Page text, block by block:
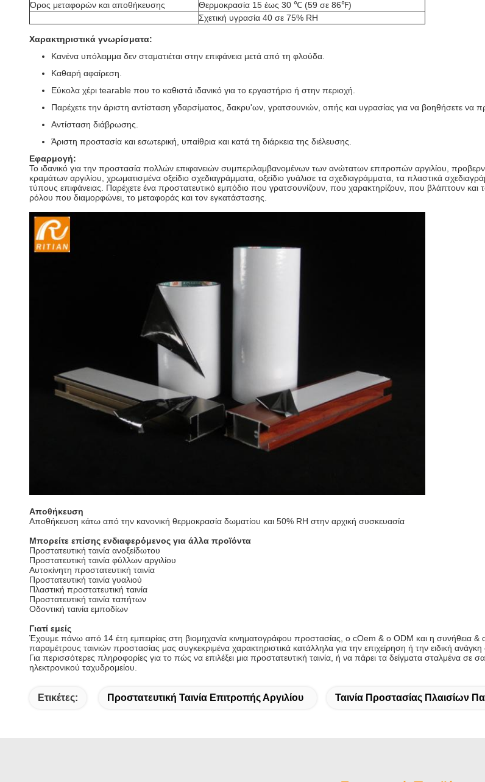
Όρος μεταφορών και αποθήκευσης
Θερμοκρασία 15 έως 30 ℃ (59 σε 86℉)
Σχετική υγρασία 40 σε 75% RH
Χαρακτηριστικά γνωρίσματα:
Κανένα υπόλειμμα δεν σταματιέται στην επιφάνεια μετά από τη φλούδα.
Καθαρή αφαίρεση.
Εύκολα χέρι tearable που το καθιστά ιδανικό για το εργαστήριο ή στην περιοχή.
Παρέχετε την άριστη αντίσταση γδαρσίματος, δακρυ'ων, γρατσουνιών, οπής και υγρασίας για να βοηθήσετε να
Αντίσταση διάβρωσης.
Άριστη προστασία και εσωτερική, υπαίθρια και κατά τη διάρκεια της διέλευσης.
Εφαρμογή:
Το ιδανικό για την προστασία πολλών επιφανειών συμπεριλαμβανομένων των ανώτατων επιτροπών αργιλίου,
κραμάτων αργιλίου, χρωματισμένα οξείδιο σχεδιαγράμματα, οξείδιο γυάλισε τα σχεδιαγράμματα, τα πλαστικά
τύπους επιφάνειας. Παρέχετε ένα προστατευτικό εμπόδιο που γρατσουνίζουν, που χαρακτηρίζουν, που βλάπτουν
ρόλου που διαμορφώνει, το μεταφοράς και τον εγκατάστασης.
Αποθήκευση
Αποθήκευση κάτω από την κανονική θερμοκρασία δωματίου και 50% RH στην αρχική συσκευασία
Μπορείτε επίσης ενδιαφερόμενος για άλλα προϊόντα
Προστατευτική ταινία ανοξείδωτου
Προστατευτική ταινία φύλλων αργιλίου
Αυτοκίνητη προστατευτική ταινία
Προστατευτική ταινία γυαλιού
Πλαστική προστατευτική ταινία
Προστατευτική ταινία ταπήτων
Οδοντική ταινία εμποδίων
Γιατί εμείς
Έχουμε πάνω από 14 έτη εμπειρίας στη βιομηχανία κινηματογράφου προστασίας, ο cOem & ο ODM και η συνήθεια &
παραμέτρους ταινιών προστασίας μας συγκεκριμένα χαρακτηριστικά κατάλληλα για την επιχείρηση ή την ειδική ανάγκη
Για περισσότερες πληροφορίες για το πώς να επιλέξει μια προστατευτική ταινία, ή να πάρει τα δείγματα
ηλεκτρονικού ταχυδρομείου.
Ετικέτες: Προστατευτική Ταινία Επιτροπής Αργιλίου Ταινία Προστασίας Πλαισίων